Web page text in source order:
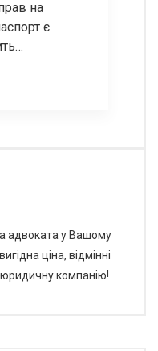
на
є
з цієї
адвоката у Вашому
ціна, відмінні
компанію!